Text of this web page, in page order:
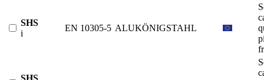
SHS
i
EN 10305-5 ALUKÖNIGSTAHL